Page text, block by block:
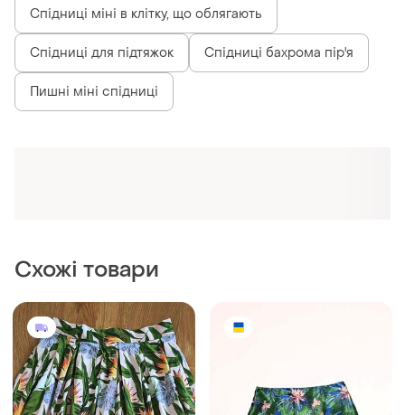
Спідниці міні в клітку, що облягають
Спідниці для підтяжок Спідниці бахрома пір'я
Пишні міні спідниці
Схожі товари